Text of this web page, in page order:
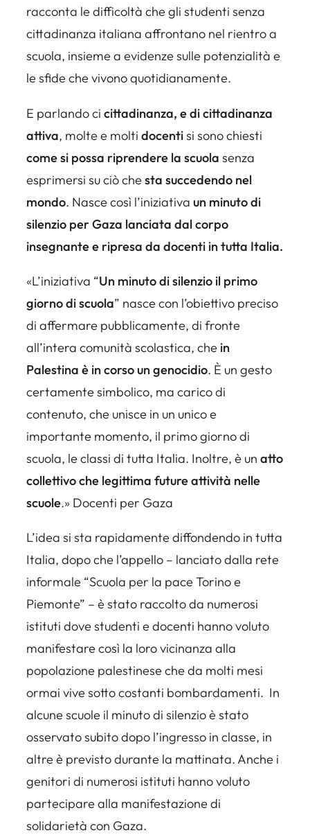
racconta le difficoltà che gli studenti senza
cittadinanza italiana affrontano nel rientro a
scuola, insieme a evidenze sulle potenzialità e
le sfide che vivono quotidianamente.
E parlando ci cittadinanza, e di cittadinanza
attiva, molte e molti docentisi sono chiesti
come si possa riprendere la scuola senza
esprimersi su ciò chesta succedendo nel
mondo. Nasce così l’iniziativa un minuto di
silenzio per Gaza lanciata dal corpo
insegnante e ripresa da docenti in tutta Italia.
«L’iniziativa “Un minuto di silenzio il primo
giorno di scuola” nasce con l’obiettivo preciso
di affermare pubblicamente, di fronte
all’intera comunità scolastica, che in
Palestina è in corso un genocidio. È un gesto
certamente simbolico, ma carico di
contenuto, che unisce in un unico e
importante momento, il primo giorno di
scuola, le classi di tutta Italia. Inoltre, è un atto
collettivo che legittima future attività nelle
scuole.» Docenti per Gaza
L’idea si sta rapidamente diffondendo in tutta
Italia, dopo che l’appello – lanciato dalla rete
informale “Scuola per la pace Torino e
Piemonte” – è stato raccolto da numerosi
istituti dove studenti e docenti hanno voluto
manifestare così la loro vicinanza alla
popolazione palestinese che da molti mesi
ormai vive sotto costanti bombardamenti. In
alcune scuole il minuto di silenzio è stato
osservato subito dopo l’ingresso in classe, in
altre è previsto durante la mattinata. Anche i
genitori di numerosi istituti hanno voluto
partecipare alla manifestazione di
solidarietà con Gaza.